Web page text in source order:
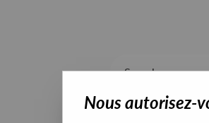
Nous autorisez-